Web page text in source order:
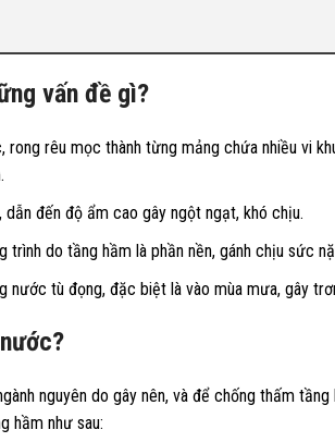
vấn đề gì?
rêu mọc thành từng mảng chứa nhiều vi
đến độ ẩm cao gây ngột ngạt, khó chịu.
do tầng hầm là phần nền, gánh chịu sức
nước tù đọng, đặc biệt là vào mùa mưa, gây
nguyên do gây nên, và để chống thấm
hầm như sau: